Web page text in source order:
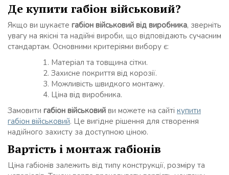
Де купити габіон військовий?
Якщо ви шукаєте габіон військовий від виробника, зверніть
увагу на якісні та надійні вироби, що відповідають сучасним
стандартам. Основними критеріями вибору є:
Матеріал та товщина сітки.
Захисне покриття від корозії.
Можливість швидкого монтажу.
Ціна від виробника.
Замовити габіон військовий ви можете на сайті купити
габіон військовий. Це вигідне рішення для створення
надійного захисту за доступною ціною.
Вартість і монтаж габіонів
Ціна габіонів залежить від типу конструкції, розміру та